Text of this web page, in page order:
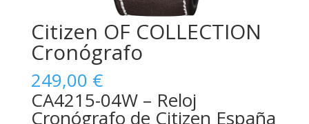
Citizen OF COLLECTION
Cronógrafo
249,00 €
CA4215-04W – Reloj
Cronógrafo de Citizen España